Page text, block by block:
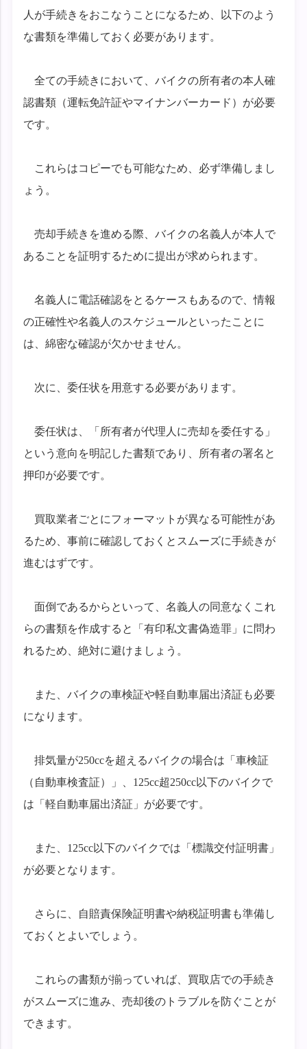
人が手続きをおこなうことになるため、以下のよう
な書類を準備しておく必要があります。
全ての手続きにおいて、バイクの所有者の本人確
認書類（運転免許証やマイナンバーカード）が必要
です。
これらはコピーでも可能なため、必ず準備しまし
ょう。
売却手続きを進める際、バイクの名義人が本人で
あることを証明するために提出が求められます。
名義人に電話確認をとるケースもあるので、情報
の正確性や名義人のスケジュールといったことに
は、綿密な確認が欠かせません。
次に、委任状を用意する必要があります。
委任状は、「所有者が代理人に売却を委任する」
という意向を明記した書類であり、所有者の署名と
押印が必要です。
買取業者ごとにフォーマットが異なる可能性があ
るため、事前に確認しておくとスムーズに手続きが
進むはずです。
面倒であるからといって、名義人の同意なくこれ
らの書類を作成すると「有印私文書偽造罪」に問わ
れるため、絶対に避けましょう。
また、バイクの車検証や軽自動車届出済証も必要
になります。
排気量が250ccを超えるバイクの場合は「車検証
（自動車検査証）」、125cc超250cc以下のバイクで
は「軽自動車届出済証」が必要です。
また、125cc以下のバイクでは「標識交付証明書」
が必要となります。
さらに、自賠責保険証明書や納税証明書も準備し
ておくとよいでしょう。
これらの書類が揃っていれば、買取店での手続き
がスムーズに進み、売却後のトラブルを防ぐことが
できます。